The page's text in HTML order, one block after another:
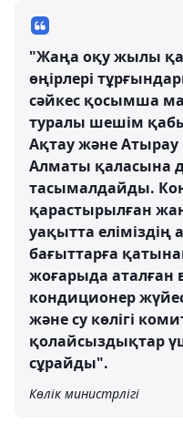
"Жаңа оқу жылы
өңірлері
сәйкес қосымша
туралы шешім
Ақтау және
Алматы қаласына
тасымалдайды.
қарастырылған
уақытта
бағыттарға
жоғарыда аталған
кондиционер
және су көлігі
қолайсыздықтар
сұрайды".
Көлік министрлігі